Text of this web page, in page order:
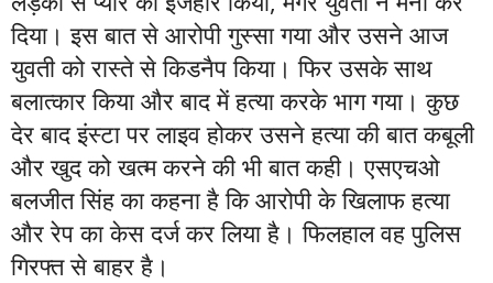
दिया। इस बात से आरोपी गुस्सा गया और उसने आज
युवती को रास्ते से किडनैप किया। फिर उसके साथ
बलात्कार किया और बाद में हत्या करके भाग गया। कुछ
देर बाद इंस्टा पर लाइव होकर उसने हत्या की बात कबूली
और खुद को खत्म करने की भी बात कही। एसएचओ
बलजीत सिंह का कहना है कि आरोपी के खिलाफ हत्या
और रेप का केस दर्ज कर लिया है। फिलहाल वह पुलिस
गिरफ्त से बाहर है।